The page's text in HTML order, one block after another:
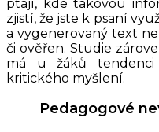
ptají, kde takovou
zjistí, že jste k psaní
a vygenerovaný text
či ověřen. Studie
má u žáků tendenci
kritického myšlení.
Pedagogové